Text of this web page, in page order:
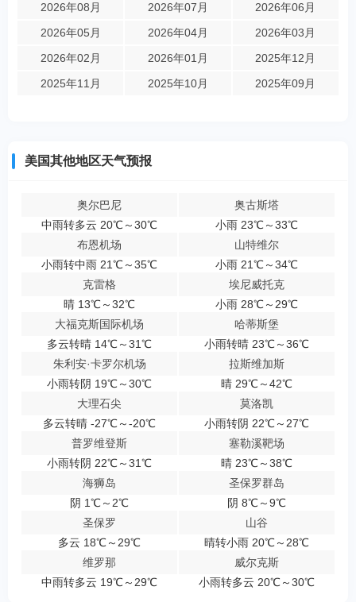
2026年08月 2026年07月
2026年06月
2026年05月
2026年04月
2026年03月
2026年02月
2026年01月
2025年12月
2025年11月
2025年10月 2025年09月
美国其他地区天气预报
奥尔巴尼
中雨转多云 20℃～30℃
奥古斯塔
小雨 23℃～33℃
布恩机场
小雨转中雨 21℃～35℃
山特维尔
小雨 21℃～34℃
克雷格
晴 13℃～32℃
埃尼威托克
小雨 28℃～29℃
大福克斯国际机场
多云转晴 14℃～31℃
哈蒂斯堡
小雨转晴 23℃～36℃
朱利安·卡罗尔机场
小雨转阴 19℃～30℃
拉斯维加斯
晴 29℃～42℃
大理石尖
多云转晴 -27℃～-20℃
莫洛凯
小雨转阴 22℃～27℃
普罗维登斯
小雨转阴 22℃～31℃
塞勒溪靶场
晴 23℃～38℃
海狮岛
阴 1℃～2℃
圣保罗群岛
阴 8℃～9℃
圣保罗
多云 18℃～29℃
山谷
晴转小雨 20℃～28℃
维罗那
中雨转多云 19℃～29℃
威尔克斯
小雨转多云 20℃～30℃